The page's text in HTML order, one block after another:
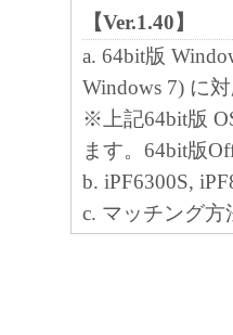
き、すべての
(2) お客様は、
により、第三
させることはで
(3) お客様は、
正、改変、リ
【Ver.1.40】
a. 64bit版
Windows 7) に
※上記64bit版
ます。64bit版
b. iPF6300S,
c. マッチング